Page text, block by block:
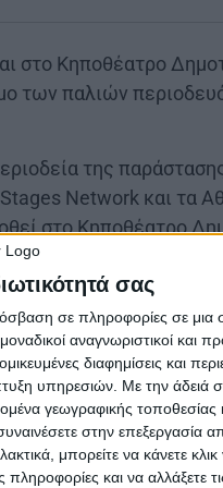
σας
σε πληροφορίες σε
αναγνωριστικοί και
διαφημίσεις και
υπηρεσιών. Με την άδειά
γεωγραφικής τοποθεσίας
στην επεξεργασία
μπορείτε να κάνετε κλικ
και να αλλάξετε
στο Κηποθέατρο
των παλιών
της
Network και τα
στο Κηποθέατρο
το χιούμορ, τον
θιάσων,
από πόλη σε πόλη
τόσο με την
μνήμης.
ο θίασός του φτάνουν